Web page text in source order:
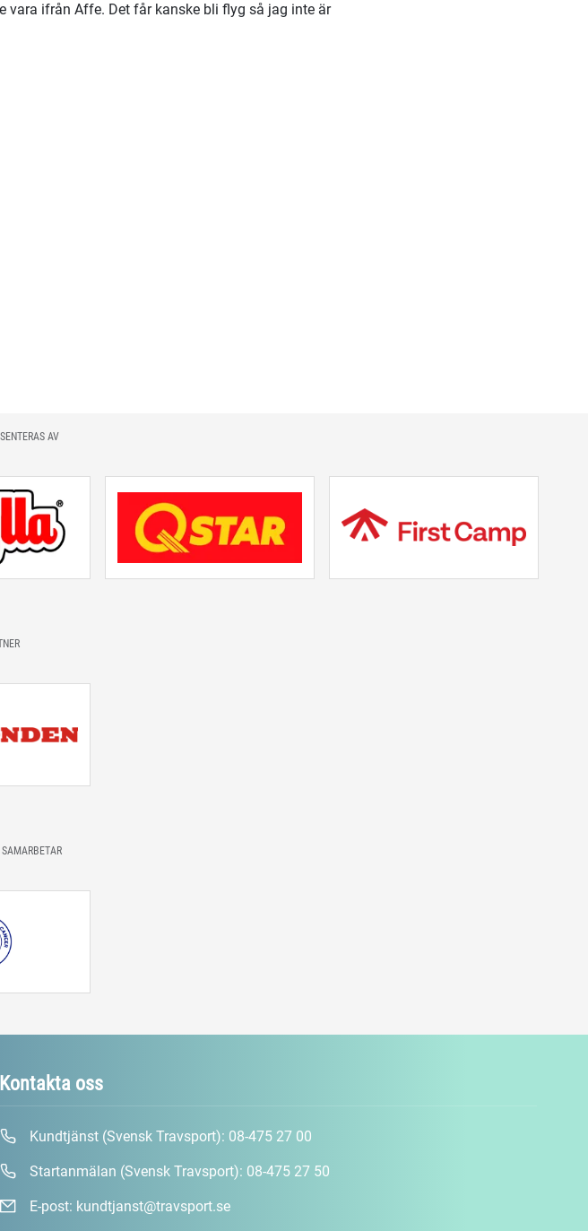
vara ifrån Affe. Det får kanske bli flyg så jag inte är
AV
Kontakta oss
Kundtjänst (Svensk Travsport): 08-475 27 00
Startanmälan (Svensk Travsport): 08-475 27 50
E-post: kundtjanst@travsport.se